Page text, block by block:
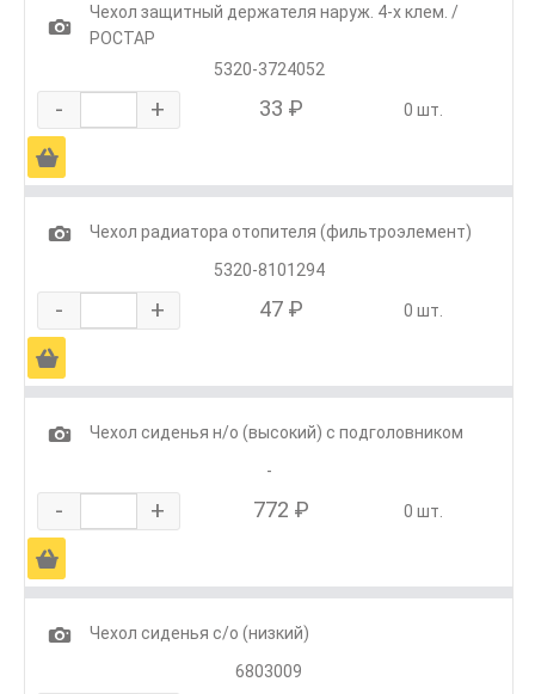
1
Чехол защитный держателя наруж. 4-х клем. /
РОСТАР
5320-3724052
- + 33 ₽ 0 шт.
Ä
1
Чехол радиатора отопителя (фильтроэлемент)
5320-8101294
- + 47 ₽ 0 шт.
Ä
1
Чехол сиденья н/о (высокий) с подголовником
-
- + 772 ₽ 0 шт.
Ä
1
Чехол сиденья с/о (низкий)
6803009